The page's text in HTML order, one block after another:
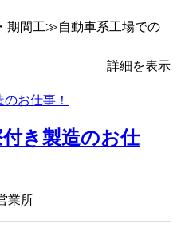
期間工≫自動車系工場での
詳細を表示
き製造のお仕
業所